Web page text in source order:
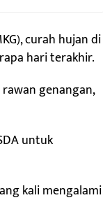
curah hujan di
hari terakhir.
genangan,
untuk
kali mengalami